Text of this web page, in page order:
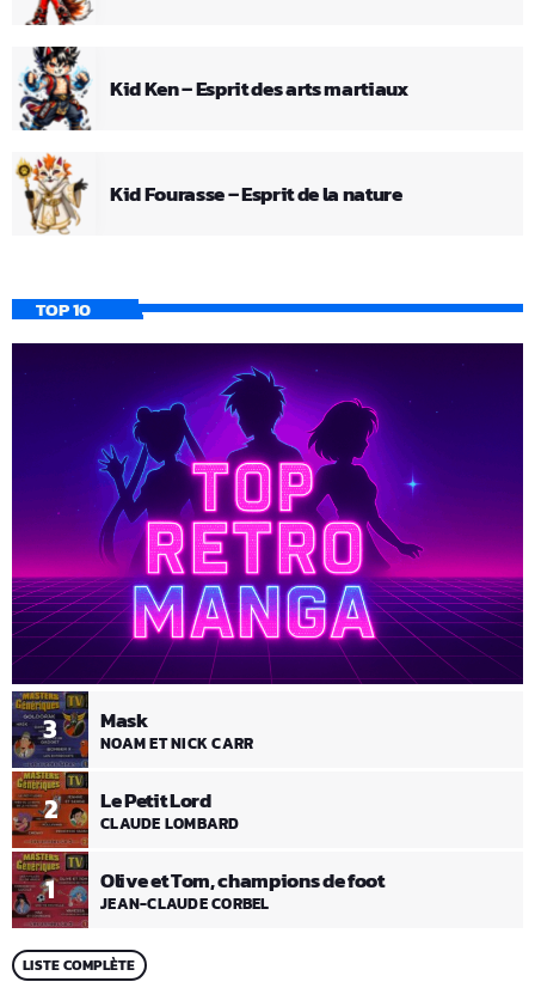
Kid Ken – Esprit des arts martiaux
Kid Fourasse – Esprit de la nature
TOP 10
1 Olive et Tom, champions de foot
JEAN-CLAUDE CORBEL
2 Le Petit Lord
CLAUDE LOMBARD
3 Mask
NOAM ET NICK CARR
LISTE COMPLÈTE